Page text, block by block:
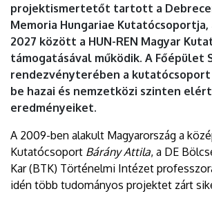
projektismertetőt tartott a
Memoria Hungariae Kutatócsoportja,
2027 között a HUN-REN Magyar
támogatásával működik. A Főépület
rendezvényterében a
be hazai és nemzetközi szinten elért
eredményeiket.
A 2009-ben alakult Magyarország a
Kutatócsoport Bárány Attila, a DE
Kar (BTK) Történelmi Intézet
idén több tudományos projektet zárt